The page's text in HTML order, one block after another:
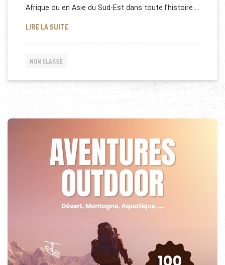
Afrique ou en Asie du Sud-Est dans toute l’histoire …
LIRE LA SUITEDUBAI EXPO 2020
NON CLASSÉ